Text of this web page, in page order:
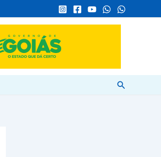
Pesquisar